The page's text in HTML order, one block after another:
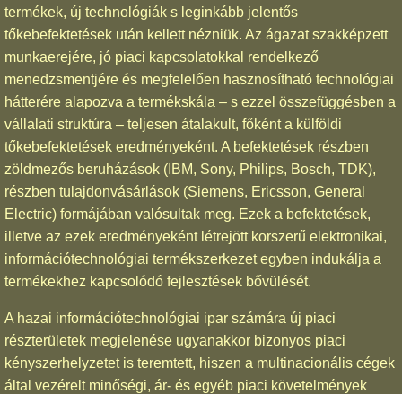
termékek, új technológiák s leginkább jelentős
tőkebefektetések után kellett nézniük. Az ágazat szakképzett
munkaerejére, jó piaci kapcsolatokkal rendelkező
menedzsmentjére és megfelelően hasznosítható technológiai
hátterére alapozva a termékskála – s ezzel összefüggésben a
vállalati struktúra – teljesen átalakult, főként a külföldi
tőkebefektetések eredményeként. A befektetések részben
zöldmezős beruházások (IBM, Sony, Philips, Bosch, TDK),
részben tulajdonvásárlások (Siemens, Ericsson, General
Electric) formájában valósultak meg. Ezek a befektetések,
illetve az ezek eredményeként létrejött korszerű elektronikai,
információtechnológiai termékszerkezet egyben indukálja a
termékekhez kapcsolódó fejlesztések bővülését.
A hazai információtechnológiai ipar számára új piaci
részterületek megjelenése ugyanakkor bizonyos piaci
kényszerhelyzetet is teremtett, hiszen a multinacionális cégek
által vezérelt minőségi, ár- és egyéb piaci követelmények